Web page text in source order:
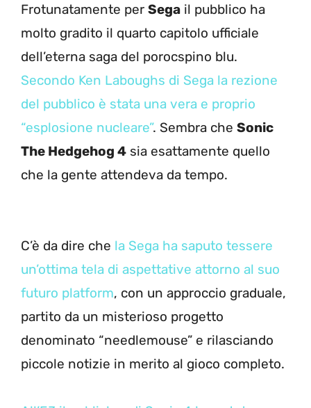
Frotunatamente per Sega il pubblico ha
molto gradito il quarto capitolo ufficiale
dell’eterna saga del porocspino blu.
Secondo Ken Laboughs di Sega la rezione
del pubblico è stata una vera e proprio
“esplosione nucleare”. Sembra che Sonic
The Hedgehog 4 sia esattamente quello
che la gente attendeva da tempo.
C’è da dire che la Sega ha saputo tessere
un’ottima tela di aspettative attorno al suo
futuro platform, con un approccio graduale,
partito da un misterioso progetto
denominato “needlemouse” e rilasciando
piccole notizie in merito al gioco completo.